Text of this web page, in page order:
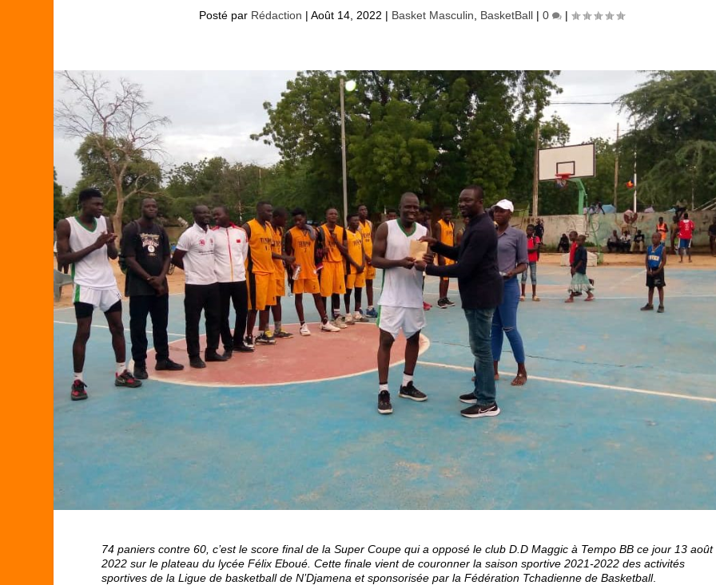
Posté par Rédaction | Août 14, 2022 | Basket Masculin BasketBall| 0 |
74 paniers contre 60, c’est le score final de la Super Coupe qui a opposé le club D.D Maggic à Tempo BB ce jour 13 août
2022 sur le plateau du lycée Félix Eboué. Cette finale vient de couronner la saison sportive 2021-2022 des activités
sportives de la Ligue de basketball de N’Djamena et sponsorisée par la Fédération Tchadienne de Basketball.